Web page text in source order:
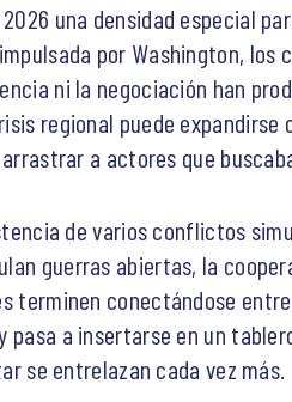
una densidad especial
por Washington, los
ni la negociación han
regional puede
a actores que
de varios conflictos
guerras abiertas, la
terminen conectándose
pasa a insertarse en un
se entrelazan cada vez más.